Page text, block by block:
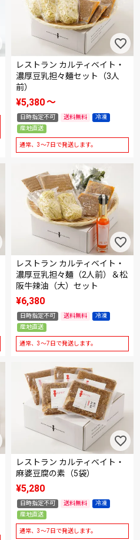
レストラン カルティベイト・
濃厚豆乳担々麺セット（3人
前）
¥5,380〜
日時指定不可 送料無料
冷凍
産地直送
通常、3～7日で発送します。
レストラン カルティベイト・
濃厚豆乳担々麺（2人前）＆松
阪牛辣油（大）セット
¥6,380
日時指定不可 送料無料
冷凍
産地直送
通常、3～7日で発送します。
レストラン カルティベイト・
麻婆豆腐の素（5袋）
¥5,280
日時指定不可 送料無料
冷凍
産地直送
通常、3～7日で発送します。